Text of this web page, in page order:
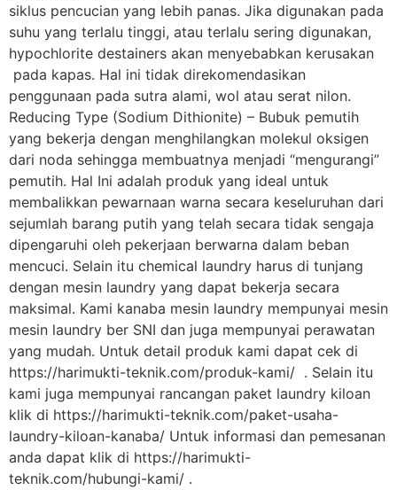
siklus pencucian yang lebih panas. Jika digunakan pada
suhu yang terlalu tinggi, atau terlalu sering digunakan,
hypochlorite destainers akan menyebabkan kerusakan
pada kapas. Hal ini tidak direkomendasikan
penggunaan pada sutra alami, wol atau serat nilon.
Reducing Type (Sodium Dithionite) – Bubuk pemutih
yang bekerja dengan menghilangkan molekul oksigen
dari noda sehingga membuatnya menjadi “mengurangi”
pemutih. Hal Ini adalah produk yang ideal untuk
membalikkan pewarnaan warna secara keseluruhan dari
sejumlah barang putih yang telah secara tidak sengaja
dipengaruhi oleh pekerjaan berwarna dalam beban
mencuci. Selain itu chemical laundry harus di tunjang
dengan mesin laundry yang dapat bekerja secara
maksimal. Kami kanaba mesin laundry mempunyai mesin
mesin laundry ber SNI dan juga mempunyai perawatan
yang mudah. Untuk detail produk kami dapat cek di
https://harimukti-teknik.com/produk-kami/ . Selain itu
kami juga mempunyai rancangan paket laundry kiloan
klik di https://harimukti-teknik.com/paket-usaha-
laundry-kiloan-kanaba/ Untuk informasi dan pemesanan
anda dapat klik di https://harimukti-
teknik.com/hubungi-kami/ .